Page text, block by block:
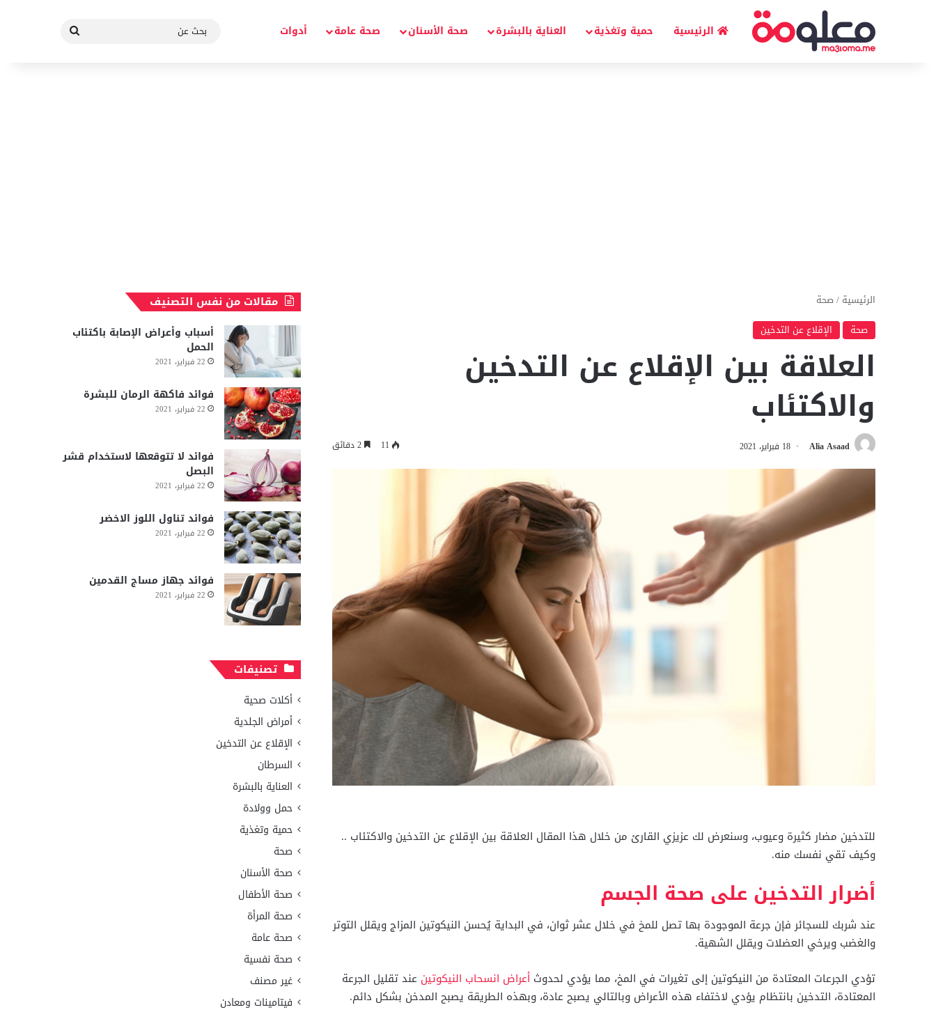
الرئيسية حمية وتغذية العناية بالبشرة صحة الأسنان صحة عامة أدوات
بحث
الرئيسية /صحة
صحة
الإقلاع عن التدخين
العلاقة بين الإقلاع عن التدخين
والاكتئاب
Alia Asaad 18 فبراير، 2021 11
للتدخين مضار كثيرة وعيوب، وسنعرض لك عزيزي القارئ من خلال هذا المقال العلاقة بين الإقلاع عن التدخين والاكتئاب ..
وكيف تقي نفسك منه.
أضرار التدخين على صحة الجسم
عند شربك للسجائر فإن جرعة الموجودة بها تصل للمخ في خلال عشر ثوان، في البداية يُحسن النيكوتين المزاج ويقلل التوتر
والغضب ويرخي العضلات ويقلل الشهية.
تؤدي الجرعات المعتادة من النيكوتين إلى تغيرات في المخ، مما يؤدي لحدوث أعراض انسحاب النيكوتين عند تقليل الجرعة
المعتادة، التدخين بانتظام يؤدي لاختفاء هذه الأعراض وبالتالي يصبح عادة، وبهذه الطريقة يصبح المدخن بشكل دائم.
مقالات من نفس التصنيف
أسباب وأعراض الإصابة باكتئاب
الحمل
22 فبراير، 2021
فوائد فاكهة الرمان للبشرة
22 فبراير، 2021
فوائد لا تتوقعها لاستخدام قشر
البصل
22 فبراير، 2021
فوائد تناول اللوز الاخضر
22 فبراير، 2021
فوائد جهاز مساج القدمين
22 فبراير، 2021
تصنيفات
أكلات صحية
أمراض الجلدية
الإقلاع عن التدخين
السرطان
العناية بالبشرة
حمل وولادة
حمية وتغذية
صحة
صحة الأسنان
صحة الأطفال
صحة المرأة
صحة عامة
صحة نفسية
غير مصنف
فيتامينات ومعادن